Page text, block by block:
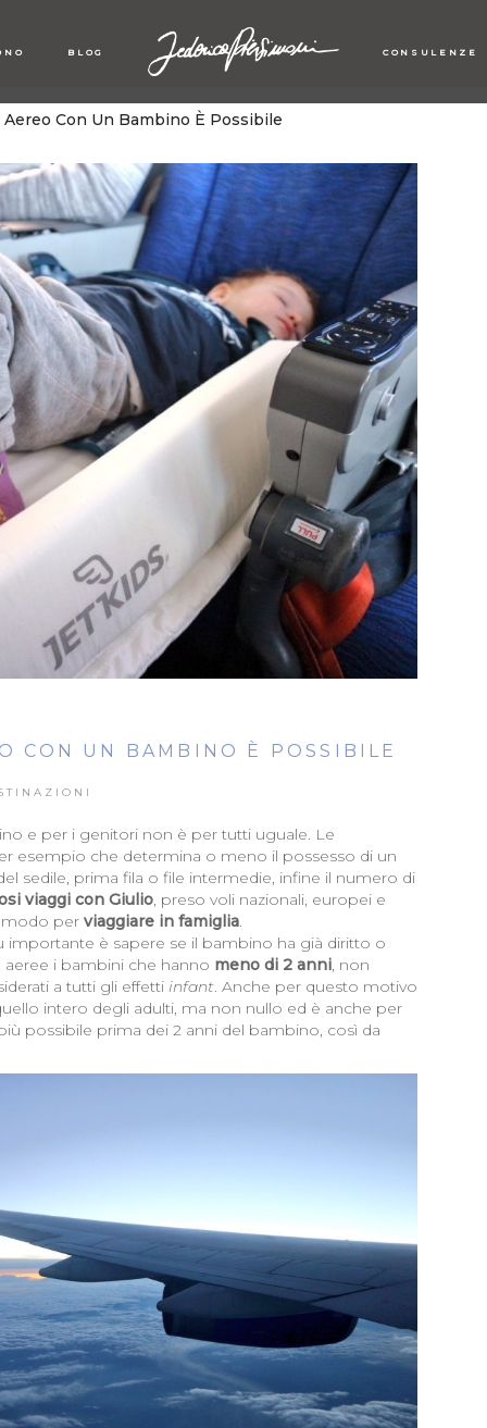
BLOG CONSULENZE
Con Un Bambino È Possibile
CON UN BAMBINO È POSSIBILE
e per i genitori non è per tutti uguale. Le
esempio che determina o meno il possesso di un
sedile, prima fila o file intermedie, infine il numero di
viaggi con Giulio , preso voli nazionali, europei e
modo per viaggiare in famiglia
è sapere se il bambino ha già diritto o
i bambini che hanno meno di 2 anni , non
a tutti gli effetti infant . Anche per questo motivo
intero degli adulti, ma non nullo ed è anche per
possibile prima dei 2 anni del bambino, così da